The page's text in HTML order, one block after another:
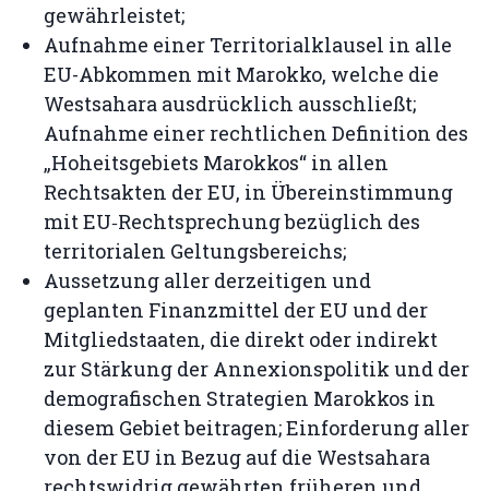
gewährleistet;
Aufnahme einer Territorialklausel in alle
EU-Abkommen mit Marokko, welche die
Westsahara ausdrücklich ausschließt;
Aufnahme einer rechtlichen Definition des
„Hoheitsgebiets Marokkos“ in allen
Rechtsakten der EU, in Übereinstimmung
mit EU‑Rechtsprechung bezüglich des
territorialen Geltungsbereichs;
Aussetzung aller derzeitigen und
geplanten Finanzmittel der EU und der
Mitgliedstaaten, die direkt oder indirekt
zur Stärkung der Annexionspolitik und der
demografischen Strategien Marokkos in
diesem Gebiet beitragen; Einforderung aller
von der EU in Bezug auf die Westsahara